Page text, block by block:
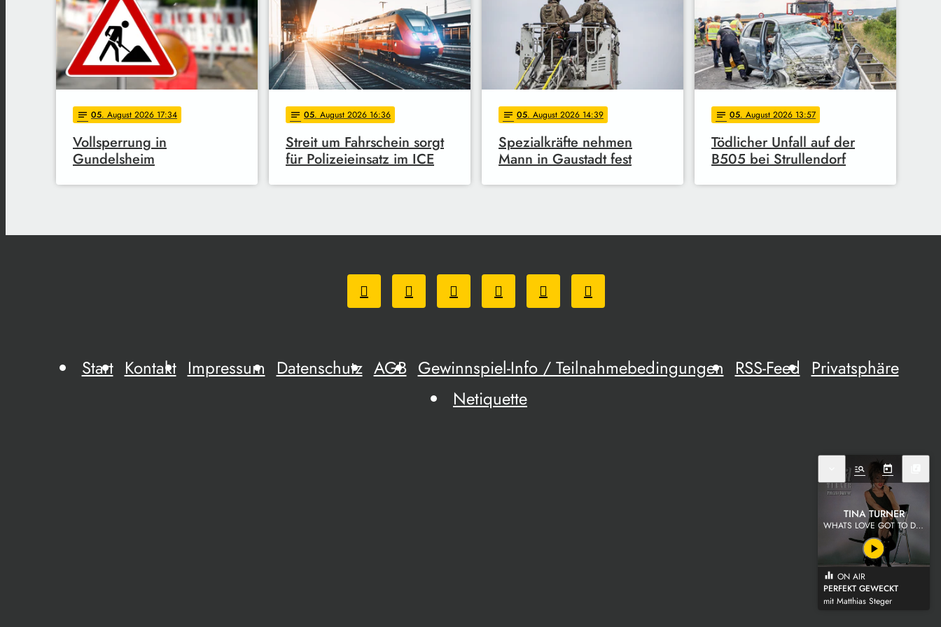
notes 05. August 2026 17:34
Vollsperrung in
Gundelsheim
notes 05. August 2026 16:36
Streit um Fahrschein sorgt
für Polizeieinsatz im ICE
notes 05. August 2026 14:39
Spezialkräfte nehmen
Mann in Gaustadt fest
notes 05. August 2026 13:57
Tödlicher Unfall auf der
B505 bei Strullendorf
Start Kontakt Impressum Datenschutz AGB Gewinnspiel-Info / Teilnahmebedingungen RSS-Feed Privatsphäre
Netiquette
manage_search today
TINA TURNER
WHATS LOVE GOT TO DO WITH IT
play_arrow
equalizer ON AIR
PERFEKT GEWECKT
mit Matthias Steger